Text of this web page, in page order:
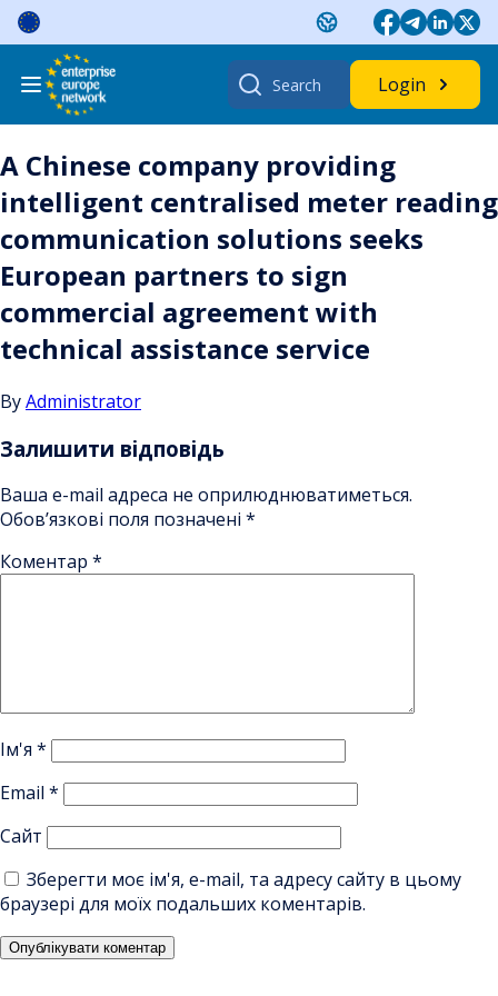
Skip
content
Search
for:
Login
A Chinese company providing
intelligent centralised meter reading
communication solutions seeks
European partners to sign
commercial agreement with
technical assistance service
ByAdministrator
Залишити відповідь
Ваша e-mail адреса не оприлюднюватиметься.
Обов’язкові поля позначені *
Коментар *
Ім'я *
Email *
Сайт
Зберегти моє ім'я, e-mail, та адресу сайту в цьому
браузері для моїх подальших коментарів.